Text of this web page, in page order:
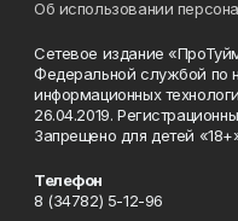
Об использовании
Сетевое издание
Федеральной службой по
информационных
26.04.2019.
Запрещено для детей
Телефон
8 (34782) 5-12-96